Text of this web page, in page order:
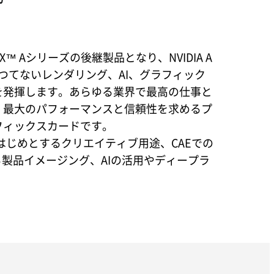
Aシリーズの後継製品となり、NVIDIA A
ないレンダリング、AI、グラフィック
揮します。あらゆる業界で最高の仕事と
大のパフォーマンスと信頼性を求めるプ
ックスカードです。
めとするクリエイティブ用途、CAEでの
品イメージング、AIの活用やディープラ